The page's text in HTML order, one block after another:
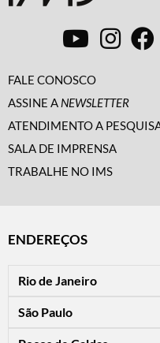
FALE CONOSCO
ASSINE A NEWSLETTER
ATENDIMENTO A
SALA DE IMPRENSA
TRABALHE NO IMS
ENDEREÇOS
Rio de Janeiro
Horário de visitação: a
apresentada em instituições
São Paulo